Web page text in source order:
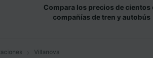
Compara los precios de cientos
compañías de tren y autobús
Villanova